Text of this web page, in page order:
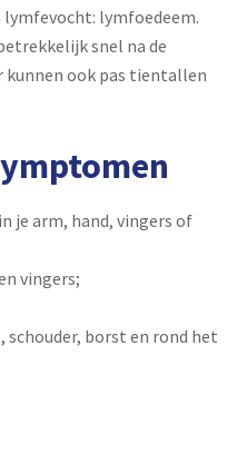
lymfoedeem.
snel na de
kunnen ook pas tientallen
je arm, hand, vingers of
vingers;
borst en rond het